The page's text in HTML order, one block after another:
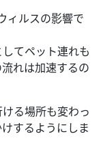
ィルスの影響で
てペット連れも
れは加速するの
る場所も変わっ
するようにしま